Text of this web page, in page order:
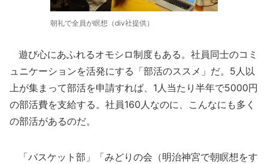
朝礼で全員が瞑想（div社提供）
遊び心にあふれるオモシロ制度もある。社員同士のコミ
ュニケーションを活発にする「部活のススメ」だ。5人以
上が集まって部活を申請すれば、1人当たり半年で5000円
の部活費を支給する。社員160人なのに、こんなにも多く
の部活があるのだ。
「バスケット部」「みどりの会（明治神宮で朝瞑想をす